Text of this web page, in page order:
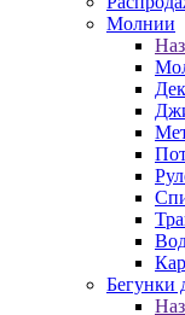
Молнии
Бегунки